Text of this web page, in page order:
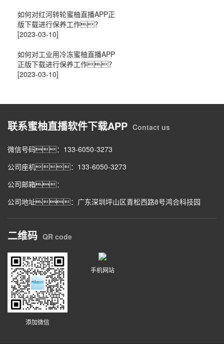
如何对红河转轮蜜柚直播APP正
版下载进行保养工作？
[2023-03-10]
如何对工业用冷冻蜜柚直播APP
正版下载进行保养工作？
[2023-03-10]
联系蜜柚直播软件下载APP Contact us
微信号码：133-6050-3273
公司座机：133-6050-3273
公司邮箱：
公司地址：广东深圳坪山区青松西路8号鸿合科技园
二维码 QR code
添加微信
手机网站